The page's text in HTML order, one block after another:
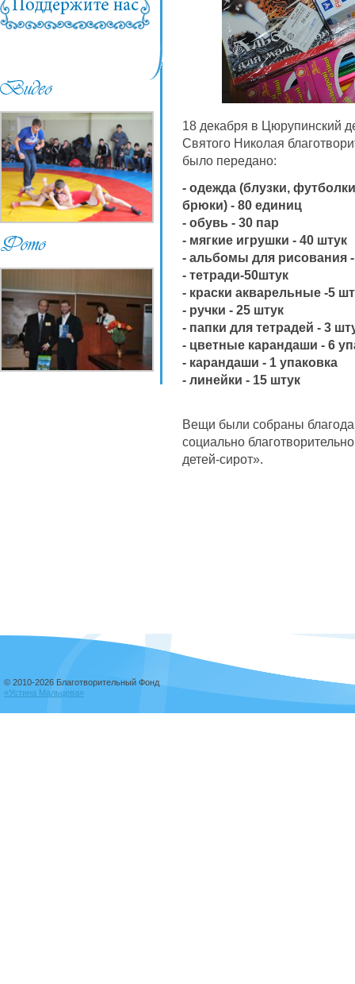
18 декабря в Цюрупинский
Святого Николая
было передано:
- одежда (блузки,
брюки) - 80 единиц
- обувь - 30 пар
- мягкие игрушки - 40 штук
- альбомы для рисования -
- тетради-50штук
- краски акварельные -5
- ручки - 25 штук
- папки для тетрадей - 3
- цветные карандаши - 6
- карандаши - 1 упаковка
- линейки - 15 штук
Вещи были собраны
социально
детей-сирот».
© 2010-2026 Благотворительный Фонд
«Устина Мальцева»